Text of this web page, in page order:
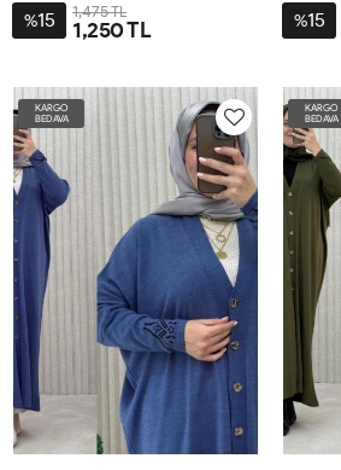
60
%15 1,475 TL
1,250 TL %15
KARGO
BEDAVA
KARGO
BEDAVA